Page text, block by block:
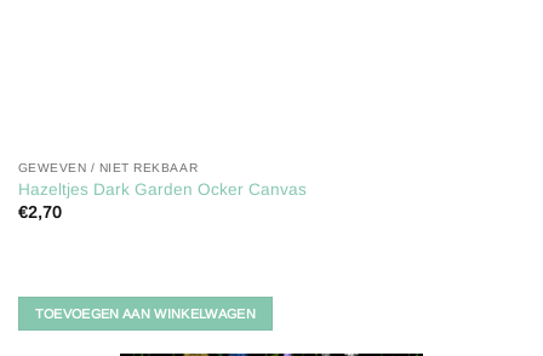
GEWEVEN / NIET REKBAAR
Hazeltjes Dark Garden Ocker Canvas
€2,70
TOEVOEGEN AAN WINKELWAGEN